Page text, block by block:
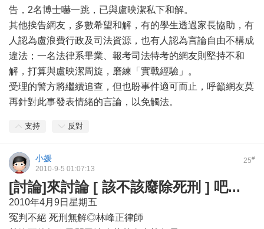
告，2名博士嚇一跳，已與盧映潔私下和解。
其他挨告網友，多數希望和解，有的學生透過家長協助，有
人認為盧浪費行政及司法資源，也有人認為言論自由不構成
違法；一名法律系畢業、報考司法特考的網友則堅持不和
解，打算與盧映潔周旋，磨練「實戰經驗」。
受理的警方將繼續追查，但也盼事件適可而止，呼籲網友莫
再針對此事發表情緒的言論，以免觸法。
支持 反對
25#
小媛
2010-9-5 01:07:13
[討論]來討論 [ 該不該廢除死刑 ] 吧...
2010年4月9日星期五
冤判不絕 死刑無解◎林峰正律師